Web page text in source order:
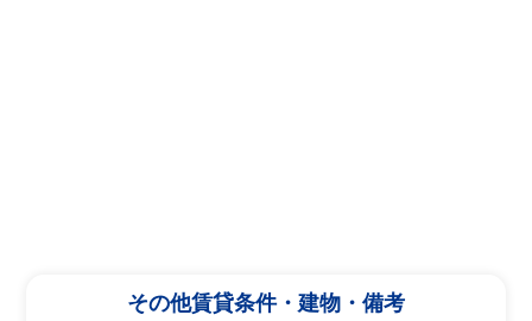
その他賃貸条件・建物・備考